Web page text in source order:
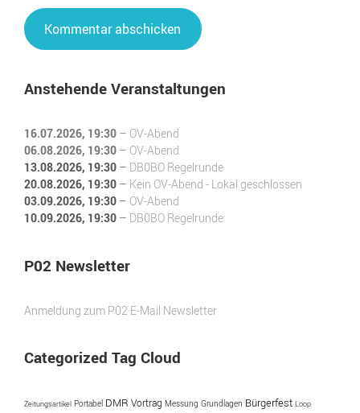
Anstehende Veranstaltungen
16.07.2026, 19:30 – OV-Abend
06.08.2026, 19:30 – OV-Abend
13.08.2026, 19:30 – DB0BO Regelrunde
20.08.2026, 19:30 – Kein OV-Abend - Lokal geschlossen
03.09.2026, 19:30 – OV-Abend
10.09.2026, 19:30 – DB0BO Regelrunde
P02 Newsletter
Anmeldung zum P02 E-Mail Newsletter
Categorized Tag Cloud
Zeitungsartikel Portabel DMR Vortrag Messung Grundlagen Bürgerfest Loop